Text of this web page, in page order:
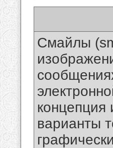
Смайлы
варианты